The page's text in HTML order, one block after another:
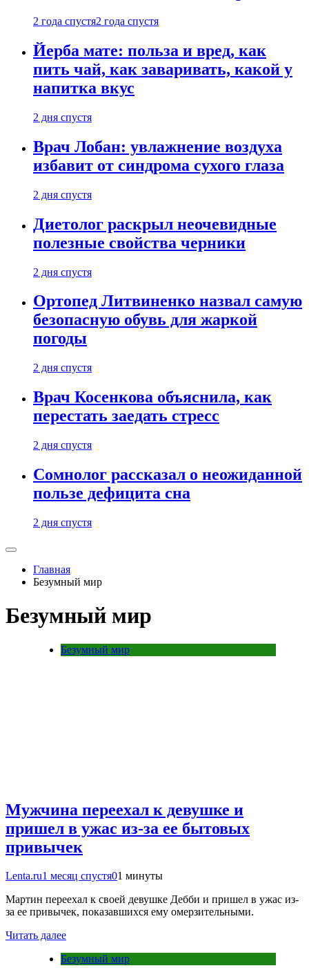
2 года спустя2 года спустя
Йерба мате: польза и вред, как
пить чай, как заваривать, какой у
напитка вкус
2 дня спустя
Врач Лобан: увлажнение воздуха
избавит от синдрома сухого глаза
2 дня спустя
Диетолог раскрыл неочевидные
полезные свойства черники
2 дня спустя
Ортопед Литвиненко назвал самую
безопасную обувь для жаркой
погоды
2 дня спустя
Врач Косенкова объяснила, как
перестать заедать стресс
2 дня спустя
Сомнолог рассказал о неожиданной
пользе дефицита сна
2 дня спустя
Главная
Безумный мир
Безумный мир
Безумный мир
Мужчина переехал к девушке и
пришел в ужас из-за ее бытовых
привычек
Lenta.ru1 месяц спустя01 минуты
Мартин переехал к своей девушке Дебби и пришел в ужас из-
за ее привычек, показавшихся ему омерзительными.
Читать далее
Безумный мир